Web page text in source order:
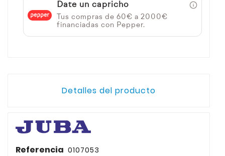
Date un capricho
Tus compras de 60€ a 2000€
financiadas con Pepper.
Detalles del producto
Referencia 0107053